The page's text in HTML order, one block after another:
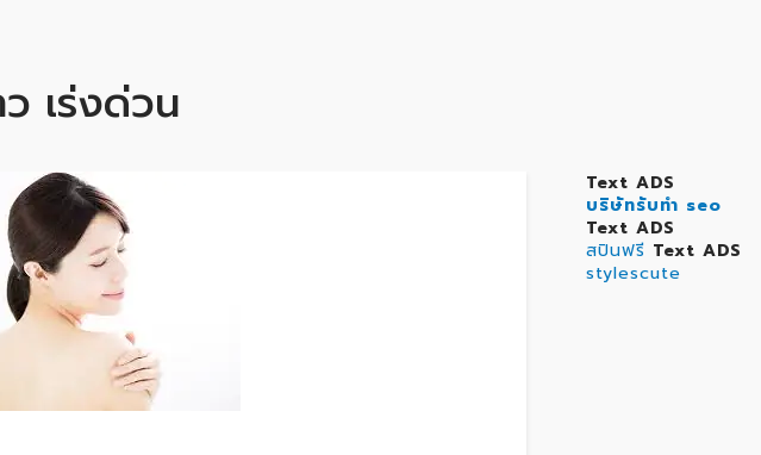
เร่งด่วน
Text ADS
บริษัทรับทำ seo
Text ADS
สปินฟรี Text ADS
stylescute